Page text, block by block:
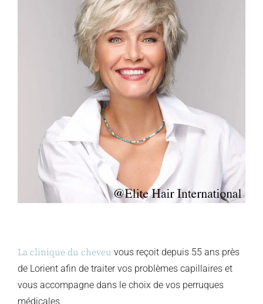
La clinique du cheveu vous reçoit depuis 55 ans près
de Lorient afin de traiter vos problèmes capillaires et
vous accompagne dans le choix de vos perruques
médicales.